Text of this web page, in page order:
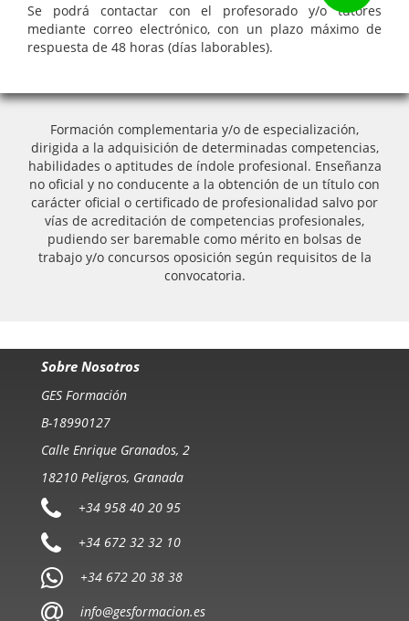
Se podrá contactar con el profesorado y/o tutores
mediante correo electrónico, con un plazo máximo de
respuesta de 48 horas (días laborables).
Formación complementaria y/o de especialización,
dirigida a la adquisición de determinadas competencias,
habilidades o aptitudes de índole profesional. Enseñanza
no oficial y no conducente a la obtención de un título con
carácter oficial o certificado de profesionalidad salvo por
vías de acreditación de competencias profesionales,
pudiendo ser baremable como mérito en bolsas de
trabajo y/o concursos oposición según requisitos de la
convocatoria.
Sobre Nosotros
GES Formación
B-18990127
Calle Enrique Granados, 2
18210 Peligros, Granada
+34 958 40 20 95
+34 672 32 32 10
+34 672 20 38 38
info@gesformacion.es